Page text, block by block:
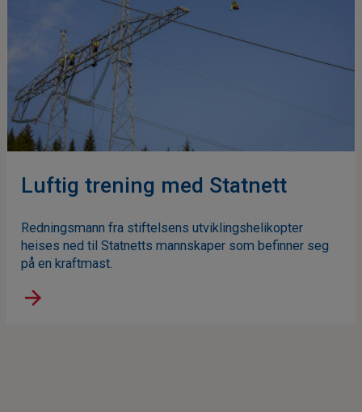
Luftig trening med Statnett
Redningsmann fra stiftelsens utviklingshelikopter
heises ned til Statnetts mannskaper som befinner seg
på en kraftmast.